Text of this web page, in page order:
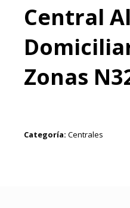
Central
Zonas
Categoría: Centrales